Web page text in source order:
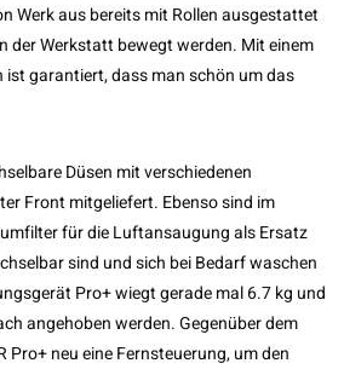
Werk aus bereits mit Rollen ausgestattet
der Werkstatt bewegt werden. Mit einem
ist garantiert, dass man schön um das
Düsen mit verschiedenen
Front mitgeliefert. Ebenso sind im
für die Luftansaugung als Ersatz
sind und sich bei Bedarf waschen
Pro+ wiegt gerade mal 6.7 kg und
angehoben werden. Gegenüber dem
Pro+ neu eine Fernsteuerung, um den